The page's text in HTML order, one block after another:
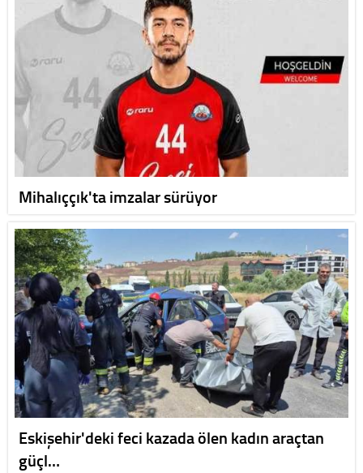
Mihalıççık'ta imzalar sürüyor
Eskişehir'deki feci kazada ölen kadın araçtan
güçl…